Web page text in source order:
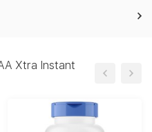
Xtra Instant